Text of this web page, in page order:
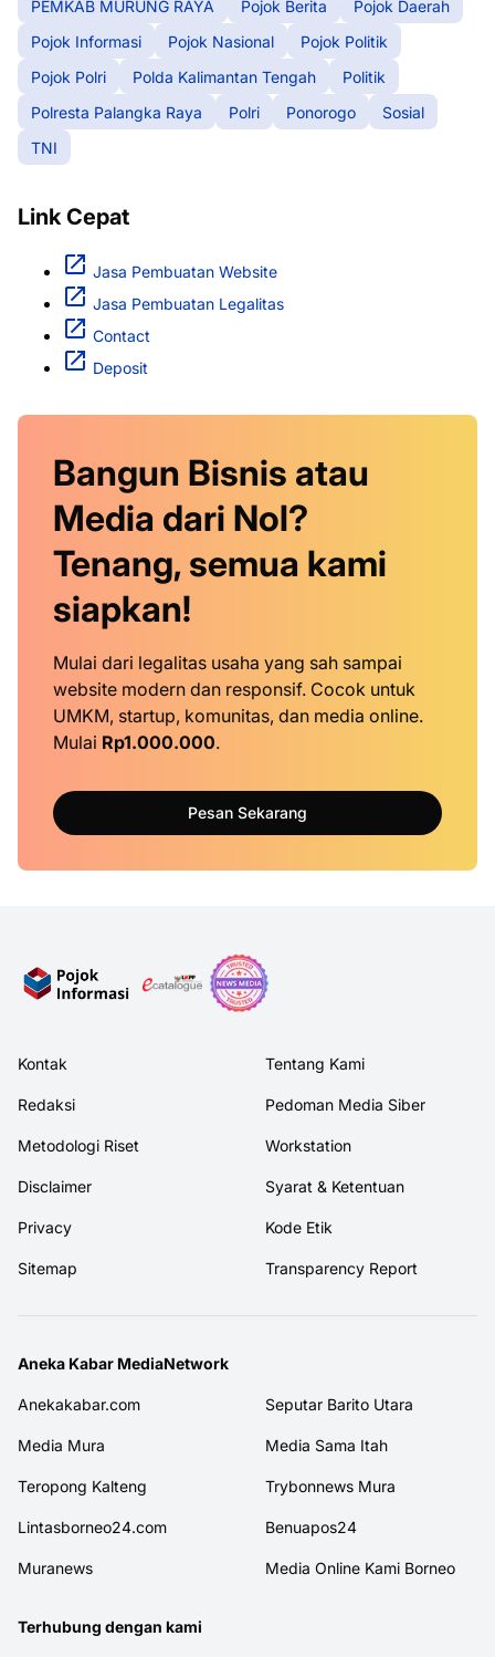
PEMKAB MURUNG RAYA
Pojok Berita
Pojok Daerah
Pojok Informasi
Pojok Nasional
Pojok Politik
Pojok Polri
Polda Kalimantan Tengah
Politik
Polresta Palangka Raya
Polri Ponorogo
Sosial
TNI
Link Cepat
Jasa Pembuatan Website
Jasa Pembuatan Legalitas
Contact
Deposit
Bangun Bisnis atau
Media dari Nol?
Tenang, semua kami
siapkan!
Mulai dari legalitas usaha yang sah sampai
website modern dan responsif. Cocok untuk
UMKM, startup, komunitas, dan media online.
Mulai Rp1.000.000.
Pesan Sekarang
Kontak Tentang Kami
Redaksi Pedoman Media Siber
Metodologi Riset Workstation
Disclaimer Syarat & Ketentuan
Privacy Kode Etik
Sitemap Transparency Report
Aneka Kabar MediaNetwork
Anekakabar.com Seputar Barito Utara
Media Mura Media Sama Itah
Teropong Kalteng Trybonnews Mura
Lintasborneo24.com Benuapos24
Muranews Media Online Kami Borneo
Terhubung dengan kami